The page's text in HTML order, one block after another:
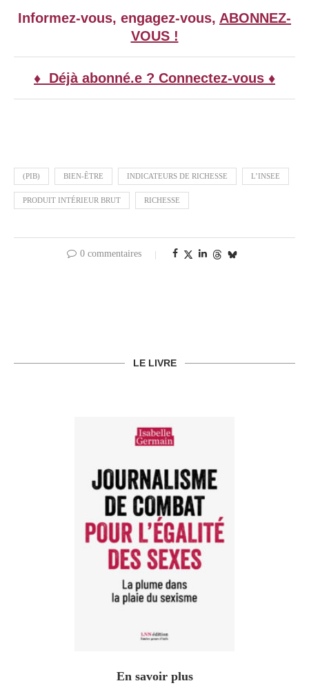
Informez-vous, engagez-vous, ABONNEZ-
VOUS !
♦ Déjà abonné.e ? Connectez-vous ♦
(PIB) BIEN-ÊTRE INDICATEURS DE RICHESSE L’INSEE
PRODUIT INTÉRIEUR BRUT RICHESSE
0 commentaires
LE LIVRE
En savoir plus